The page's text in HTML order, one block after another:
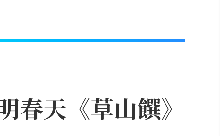
春天《草山饌》